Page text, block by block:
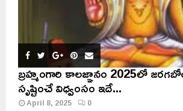
బ్రహ్మంగారి కాలజ్ఞానం 2025లో
సృష్టించే విధ్వంసం ఇదే...
April 8, 2025 0